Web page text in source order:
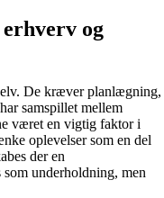
og
De kræver planlægning,
samspillet mellem
været en vigtig faktor i
oplevelser som en del
der en
underholdning, men